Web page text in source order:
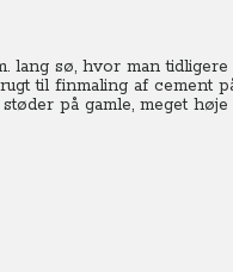
lang sø, hvor man
til finmaling af cement
på gamle, meget